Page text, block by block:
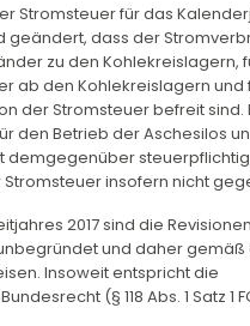
Stromsteuer für das
geändert, dass der
zu den Kohlekreislagern,
ab den Kohlekreislagern und
der Stromsteuer befreit sind.
den Betrieb der Aschesilos
demgegenüber
insofern nicht
2017 sind die
und daher gemäß
Insoweit entspricht die
(§ 118 Abs. 1 Satz 1